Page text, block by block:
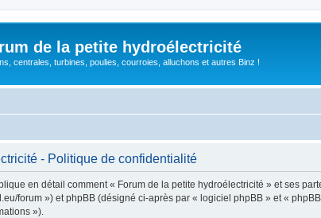
de la petite hydroélectricité
centrales, turbines, poulies, courroies, alluchons et autres Binz !
- Politique de confidentialité
en détail comment « Forum de la petite hydroélectricité » et ses
forum ») et phpBB (désigné ci-après par « logiciel phpBB » et «
»).